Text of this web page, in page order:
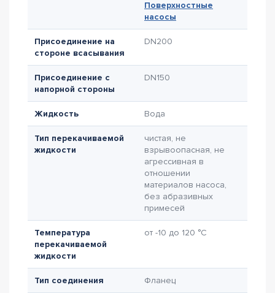
Поверхностные
насосы
Присоединение на
стороне всасывания
DN200
Присоединение с
напорной стороны
DN150
Жидкость Вода
Тип перекачиваемой
жидкости
чистая, не
взрывоопасная, не
агрессивная в
отношении
материалов насоса,
без абразивных
примесей
Температура
перекачиваемой
жидкости
от -10 до 120 °C
Тип соединения Фланец